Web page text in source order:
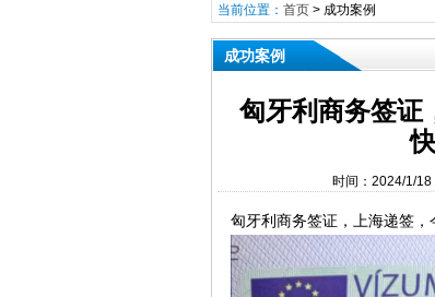
当前位置： 首页> 成功案例
成功案例
匈牙利商务签证
时间：2024/1/
匈牙利商务签证，上海递签